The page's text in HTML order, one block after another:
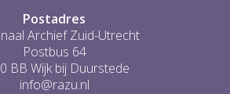
Postadres
Archief Zuid-Utrecht
Postbus 64
BB Wijk bij Duurstede
info@razu.nl